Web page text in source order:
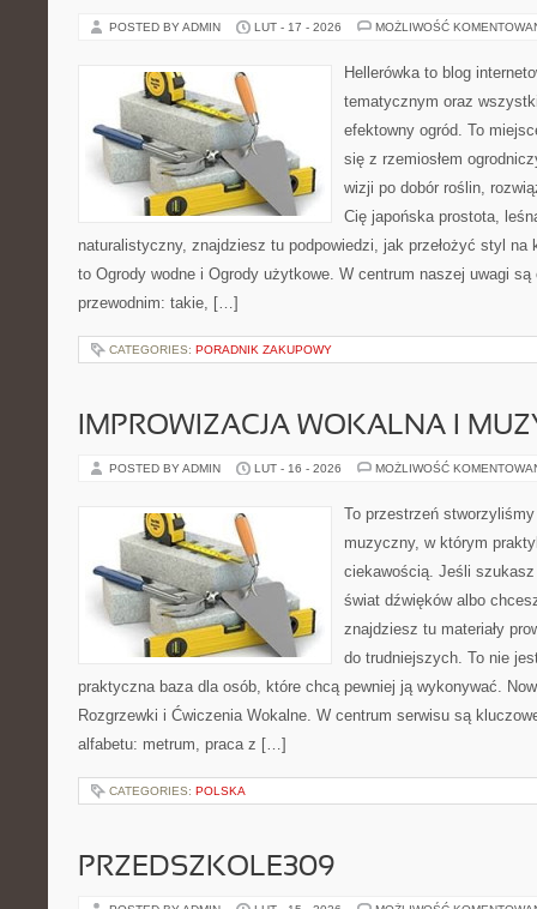
POSTED BY ADMIN LUT - 17 - 2026 MOŻLIWOŚĆ
Hellerówka to blog
tematycznym oraz
efektowny ogród. To
się z rzemiosłem
wizji po dobór roślin,
Cię japońska prostota,
naturalistyczny, znajdziesz tu podpowiedzi, jak przełożyć styl na
to Ogrody wodne i Ogrody użytkowe. W centrum naszej uwagi
przewodnim: takie, […]
CATEGORIES: PORADNIK ZAKUPOWY
IMPROWIZACJA WOKALNA I
POSTED BY ADMIN LUT - 16 - 2026 MOŻLIWOŚĆ
To przestrzeń
muzyczny, w którym
ciekawością. Jeśli
świat dźwięków albo
znajdziesz tu materiały
do trudniejszych. To nie
praktyczna baza dla osób, które chcą pewniej ją wykonywać.
Rozgrzewki i Ćwiczenia Wokalne. W centrum serwisu są
alfabetu: metrum, praca z […]
CATEGORIES: POLSKA
PRZEDSZKOLE309